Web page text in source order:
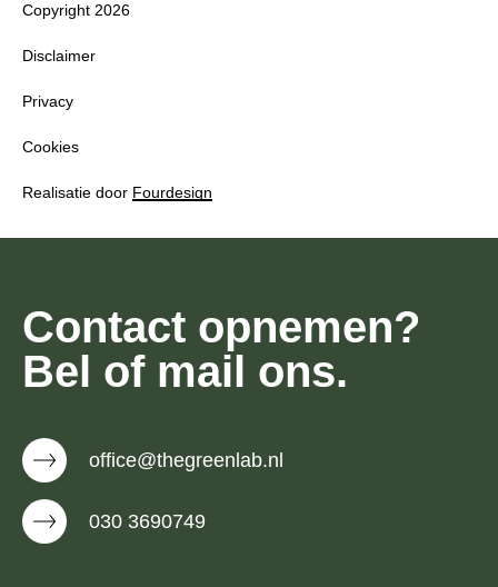
Copyright 2026
Disclaimer
Privacy
Cookies
Realisatie door Fourdesign
Contact opnemen?
Bel of mail ons.
office@thegreenlab.nl
030 3690749